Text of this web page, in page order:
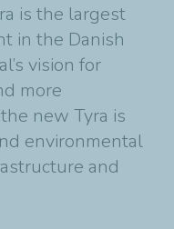
is the largest
in the Danish
vision for
more
new Tyra is
environmental
and